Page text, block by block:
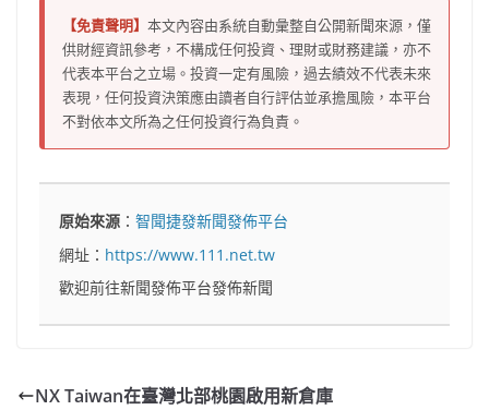
【免責聲明】 本文內容由系統自動彙整自公開新聞來源，僅
供財經資訊參考，不構成任何投資、理財或財務建議，亦不
代表本平台之立場。投資一定有風險，過去績效不代表未來
表現，任何投資決策應由讀者自行評估並承擔風險，本平台
不對依本文所為之任何投資行為負責。
原始來源 ：智聞捷發新聞發佈平台
網址： https://www.111.net.tw
歡迎前往新聞發佈平台發佈新聞
NX Taiwan在臺灣北部桃園啟用新倉庫